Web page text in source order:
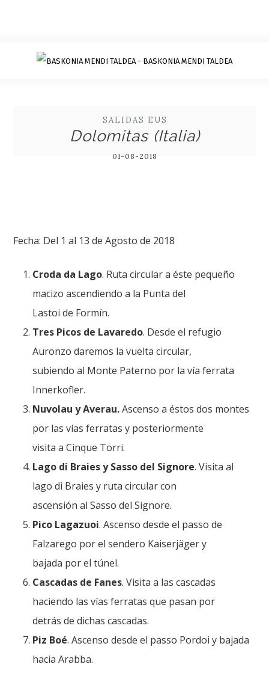
SALIDAS EUS
Dolomitas (Italia)
01-08-2018
Fecha: Del 1 al 13 de Agosto de 2018
Croda da Lago. Ruta circular a éste pequeño
macizo ascendiendo a la Punta del
Lastoi de Formín.
Tres Picos de Lavaredo. Desde el refugio
Auronzo daremos la vuelta circular,
subiendo al Monte Paterno por la vía ferrata
Innerkofler.
Nuvolau y Averau.Ascenso a éstos dos montes
por las vías ferratas y posteriormente
visita a Cinque Torri.
Lago di Braies y Sasso del Signore. Visita al
lago di Braies y ruta circular con
ascensión al Sasso del Signore.
Pico Lagazuoi. Ascenso desde el passo de
Falzarego por el sendero Kaiserjäger y
bajada por el túnel.
Cascadas de Fanes. Visita a las cascadas
haciendo las vías ferratas que pasan por
detrás de dichas cascadas.
Piz Boé. Ascenso desde el passo Pordoi y bajada
hacia Arabba.